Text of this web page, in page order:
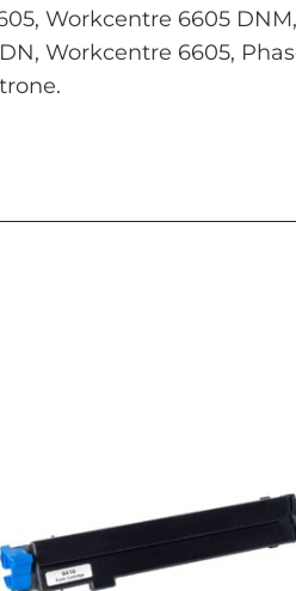
Workcentre 6605
Workcentre 6605,